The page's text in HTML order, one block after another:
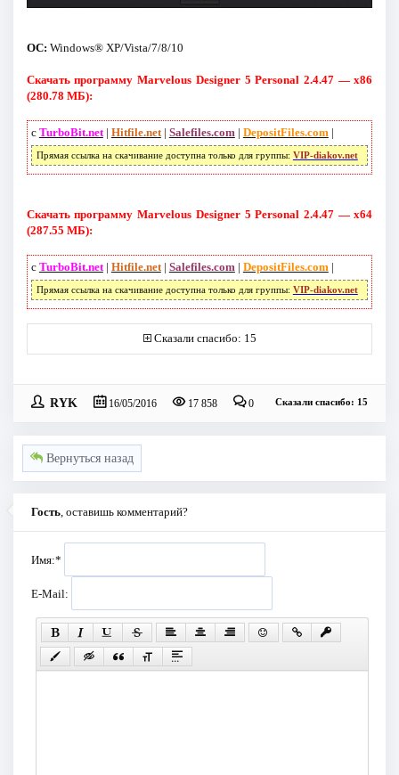
ОС: Windows® XP/Vista/7/8/10
Скачать программу Marvelous Designer 5 Personal 2.4.47 — x86
(280.78 МБ):
с TurboBit.net| Hitfile.net| Salefiles.com | DepositFiles.com |
Прямая ссылка на скачивание доступна только для группы: VIP-diakov.net
Скачать программу Marvelous Designer 5 Personal 2.4.47 — x64
(287.55 МБ):
с TurboBit.net| Hitfile.net| Salefiles.com | DepositFiles.com |
Прямая ссылка на скачивание доступна только для группы: VIP-diakov.net
Сказали спасибо: 15
RYK 16/05/2016 17 858 0 Сказали спасибо: 15
Вернуться назад
Гость, оставишь комментарий?
Имя:*
E-Mail: